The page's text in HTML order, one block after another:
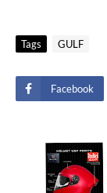
Tags GULF
Facebook